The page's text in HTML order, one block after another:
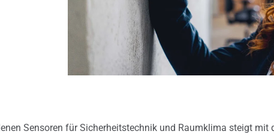
Sensoren für Sicherheitstechnik und Raumklima steigt mit